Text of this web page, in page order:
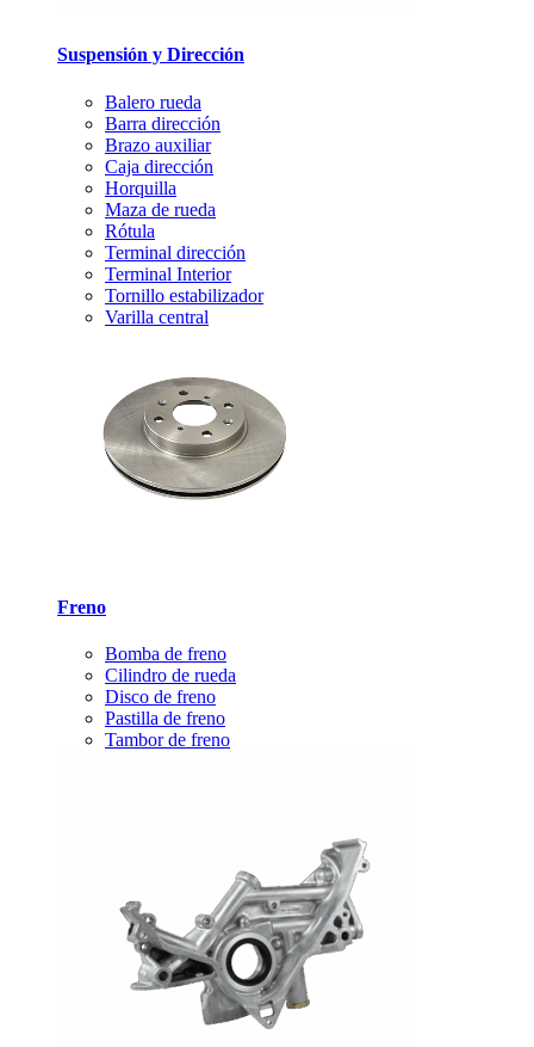
Suspensión y Dirección
Balero rueda
Barra dirección
Brazo auxiliar
Caja dirección
Horquilla
Maza de rueda
Rótula
Terminal dirección
Terminal Interior
Tornillo estabilizador
Varilla central
Freno
Bomba de freno
Cilindro de rueda
Disco de freno
Pastilla de freno
Tambor de freno